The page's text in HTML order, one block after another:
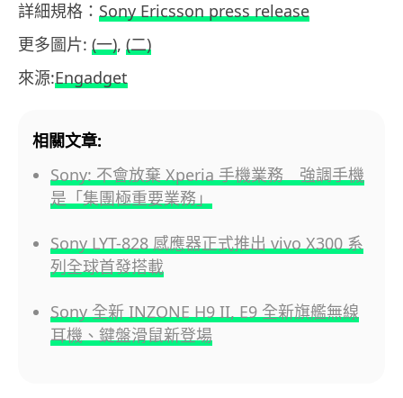
詳細規格： Sony Ericsson press release
更多圖片: (一), (二)
來源:Engadget
相關文章:
Sony: 不會放棄 Xperia 手機業務 強調手機
是「集團極重要業務」
Sony LYT-828 感應器正式推出 vivo X300 系
列全球首發搭載
Sony 全新 INZONE H9 II, E9 全新旗艦無線
耳機、鍵盤滑鼠新登場